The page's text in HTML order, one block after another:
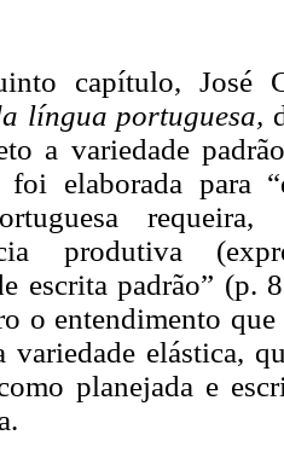
capítulo, José
língua portuguesa,
a variedade
foi elaborada para
produtiva
escrita padrão” (p.
o entendimento
variedade elástica,
planejada e